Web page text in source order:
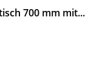
700 mm mit...